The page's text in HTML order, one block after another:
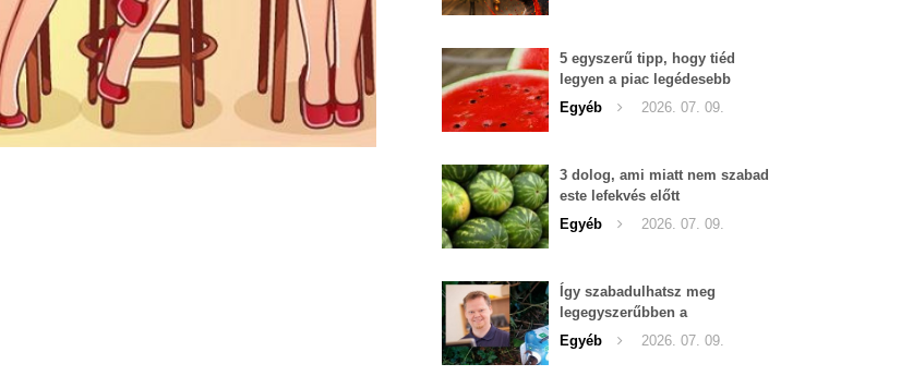
5 egyszerű tipp, hogy tiéd
legyen a piac legédesebb
görögdinnyéje
Egyéb 2026. 07. 09.
3 dolog, ami miatt nem szabad
este lefekvés előtt
görögdinnyét enni
Egyéb 2026. 07. 09.
Így szabadulhatsz meg
legegyszerűbben a
pucércsigáktól
Egyéb 2026. 07. 09.